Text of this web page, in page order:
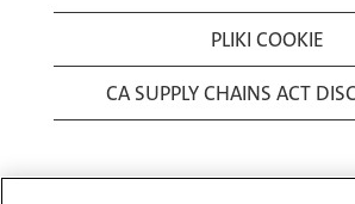
PLIKI COOKIE
CA SUPPLY CHAINS ACT